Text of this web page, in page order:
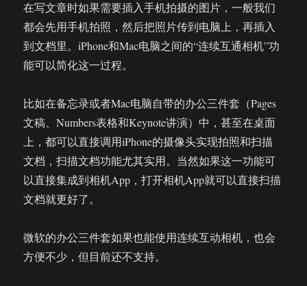
在写文章时如果需要插入手机拍摄的图片，一般我们
都会先用手机拍照，然后把照片传到电脑上，再插入
到文档里。iPhone和Mac电脑之间的“连续互通相机”功
能可以简化这一过程。
比如在备忘录或者Mac电脑自带的办公三件套（Pages
文稿、Numbers表格和Keynote讲演）中，甚至在桌面
上，都可以直接调用iPhone的摄像头实现拍照和扫描
文档，扫描文档功能尤其实用。当然如果这一功能可
以直接集成到相机App，打开相机App就可以直接扫描
文档就更好了。
微软的办公三件套如果也能使用连续互动相机，也会
方便不少，但目前还不支持。